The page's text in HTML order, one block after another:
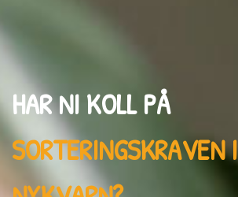
HAR NI KOLL PÅ
SORTERINGSKRAVENI